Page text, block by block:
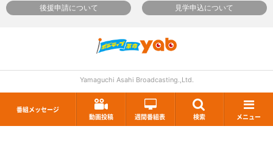
番組メッセージ
動画投稿
週間番組表 検索 メニュー
後援申請について 見学申込について
Yamaguchi Asahi Broadcasting.,Ltd.